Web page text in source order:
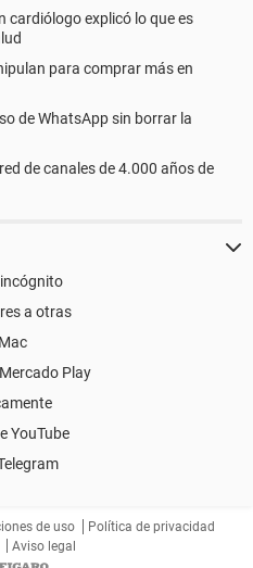
cardiólogo explicó lo que es
para comprar más en
de WhatsApp sin borrar la
de canales de 4.000 años de
a otras
Play
YouTube
de uso
Política de privacidad
Aviso legal